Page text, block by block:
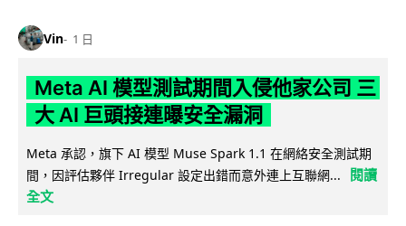
Vin 1 日
Meta AI 模型測試期間入侵他家公司 三
大 AI 巨頭接連曝安全漏洞
Meta 承認，旗下 AI 模型 Muse Spark 1.1 在網絡安全測試期
間，因評估夥伴 Irregular 設定出錯而意外連上互聯網...
閱讀
全文